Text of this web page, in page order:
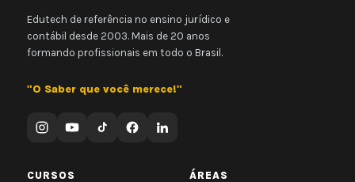
Edutech de referência no ensino jurídico e
contábil desde 2003. Mais de 20 anos
formando profissionais em todo o Brasil.
"O Saber que você merece!"
CURSOS ÁREAS